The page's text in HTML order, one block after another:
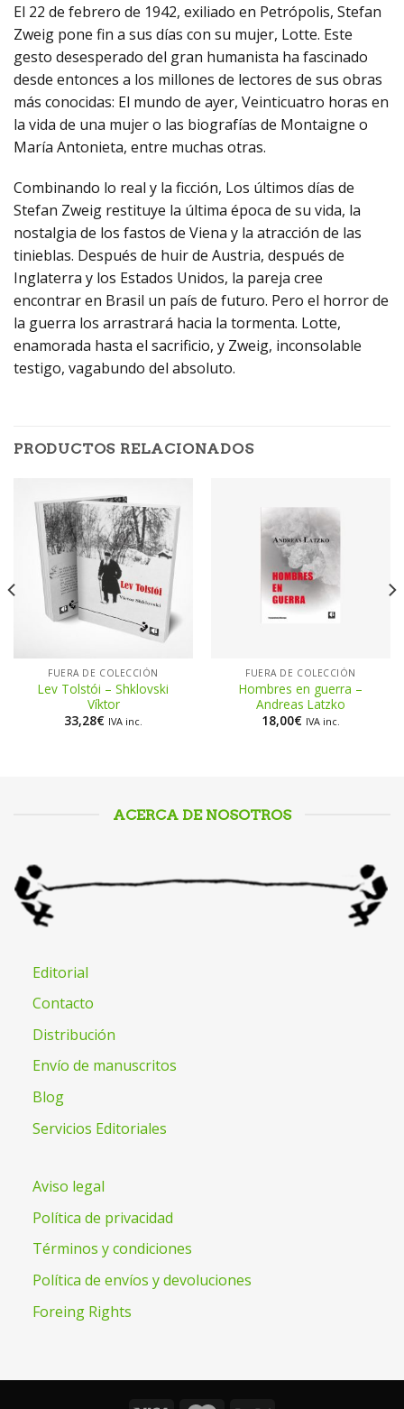
El 22 de febrero de 1942, exiliado en Petrópolis, Stefan
Zweig pone fin a sus días con su mujer, Lotte. Este
gesto desesperado del gran humanista ha fascinado
desde entonces a los millones de lectores de sus obras
más conocidas: El mundo de ayer, Veinticuatro horas en
la vida de una mujer o las biografías de Montaigne o
María Antonieta, entre muchas otras.
Combinando lo real y la ficción, Los últimos días de
Stefan Zweig restituye la última época de su vida, la
nostalgia de los fastos de Viena y la atracción de las
tinieblas. Después de huir de Austria, después de
Inglaterra y los Estados Unidos, la pareja cree
encontrar en Brasil un país de futuro. Pero el horror de
la guerra los arrastrará hacia la tormenta. Lotte,
enamorada hasta el sacrificio, y Zweig, inconsolable
testigo, vagabundo del absoluto.
PRODUCTOS RELACIONADOS
FUERA DE COLECCIÓN
Lev Tolstói – Shklovski
Víktor
33,28€ IVA inc.
FUERA DE COLECCIÓN
Hombres en guerra –
Andreas Latzko
18,00€ IVA inc.
ACERCA DE NOSOTROS
Editorial
Contacto
Distribución
Envío de manuscritos
Blog
Servicios Editoriales
Aviso legal
Política de privacidad
Términos y condiciones
Política de envíos y devoluciones
Foreing Rights